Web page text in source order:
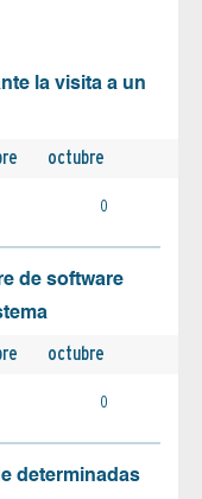
la visita a un
octubre
0
de software
octubre
0
determinadas